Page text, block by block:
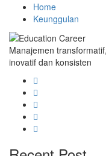
Home
Keunggulan
Manajemen
inovatif dan konsisten